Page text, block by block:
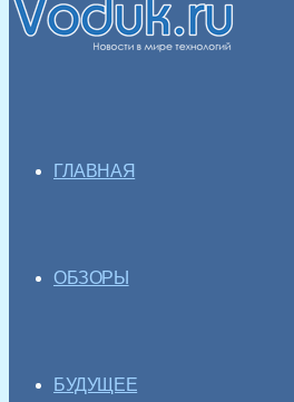
ГЛАВНАЯ
ОБЗОРЫ
БУДУЩЕЕ